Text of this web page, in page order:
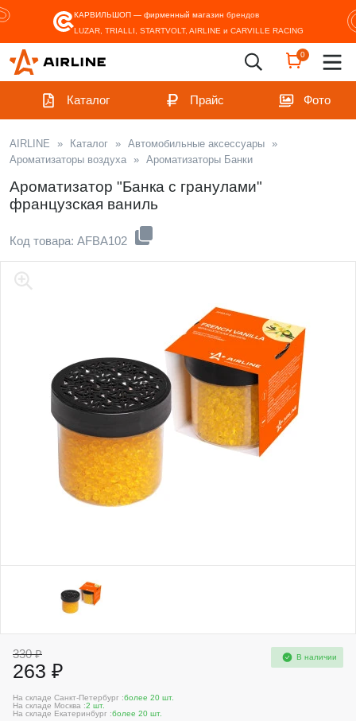
КАРВИЛЬШОП — фирменный магазин брендов
LUZAR, TRIALLI, STARTVOLT, AIRLINE и CARVILLE RACING
0
Каталог Прайс Фото
AIRLINE » Каталог » Автомобильные аксессуары »
Ароматизаторы воздуха » Ароматизаторы Банки
Ароматизатор "Банка с гранулами"
французская ваниль
Код товара: AFBA102
330 ₽
263 ₽
В наличии
На складе Санкт-Петербург :более 20 шт.
На складе Москва :2 шт.
На складе Екатеринбург :более 20 шт.